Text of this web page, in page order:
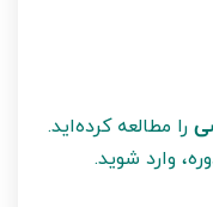
را مطالعه کرده‌اید.
وارد شوید.